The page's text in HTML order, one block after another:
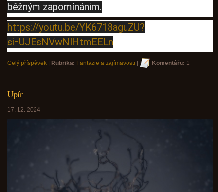
běžným zapomínáním.
https://youtu.be/YK6718aguZU?
si=UJEsNVwNlHtmEELn
Celý příspěvek | Rubrika: Fantazie a zajímavosti | Komentářů: 1
Upír
17. 12. 2024